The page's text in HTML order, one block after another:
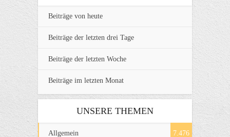
Beiträge von heute
Beiträge der letzten drei Tage
Beiträge der letzten Woche
Beiträge im letzten Monat
UNSERE THEMEN
Allgemein 7.476